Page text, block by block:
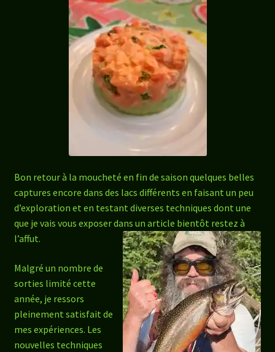
Bon retour à la moucheté en fin de saison quelques belles
captures encore dans des lacs différents en faisant un peu
d’exploration et en testant diverses techniques dont une
que je vais vous exposer dans un article bientôt restez à
l’affut.
Malgré un nombre de
sorties limité cette
année, je ressors
pleinement satisfait de
mes expériences. Les
nouvelles techniques